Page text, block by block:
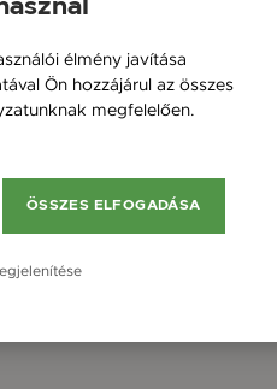
élmény javítása
Ön hozzájárul az összes
megfelelően.
ÖSSZES ELFOGADÁSA